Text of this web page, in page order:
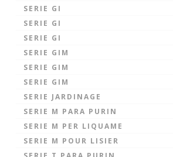
SERIE GI
SERIE GI
SERIE GI
SERIE GIM
SERIE GIM
SERIE GIM
SERIE JARDINAGE
SERIE M PARA PURIN
SERIE M PER LIQUAME
SERIE M POUR LISIER